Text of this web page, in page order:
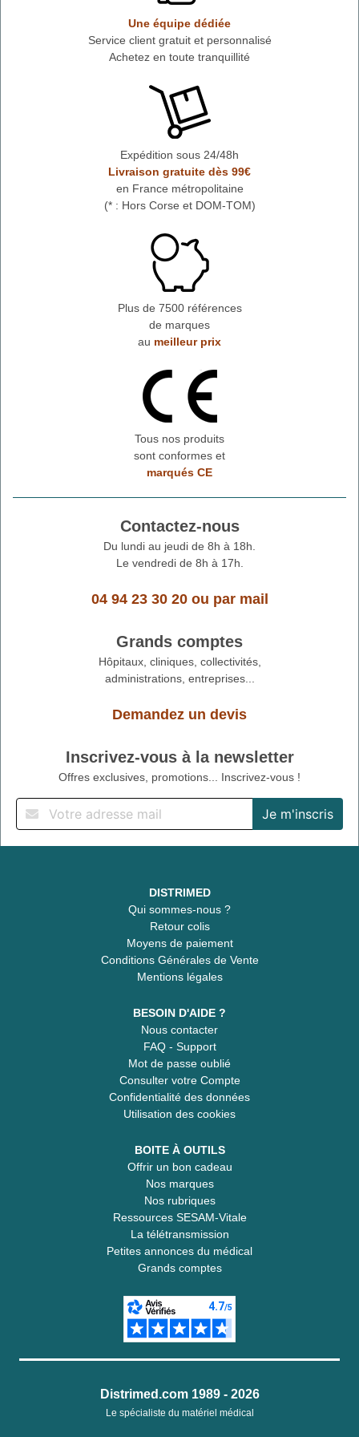
Une équipe dédiée
Service client gratuit et personnalisé
Achetez en toute tranquillité
Expédition sous 24/48h
Livraison gratuite dès 99€
en France métropolitaine
(* : Hors Corse et DOM-TOM)
Plus de 7500 références
de marques
au meilleur prix
Tous nos produits
sont conformes et
marqués CE
Contactez-nous
Du lundi au jeudi de 8h à 18h.
Le vendredi de 8h à 17h.
04 94 23 30 20ou par mail
Grands comptes
Hôpitaux, cliniques, collectivités,
administrations, entreprises...
Demandez un devis
Inscrivez-vous à la newsletter
Offres exclusives, promotions... Inscrivez-vous !
DISTRIMED
Qui sommes-nous ?
Retour colis
Moyens de paiement
Conditions Générales de Vente
Mentions légales
BESOIN D'AIDE ?
Nous contacter
FAQ - Support
Mot de passe oublié
Consulter votre Compte
Confidentialité des données
Utilisation des cookies
BOITE À OUTILS
Offrir un bon cadeau
Nos marques
Nos rubriques
Ressources SESAM-Vitale
La télétransmission
Petites annonces du médical
Grands comptes
Distrimed.com 1989 - 2026
Le spécialiste du matériel médical